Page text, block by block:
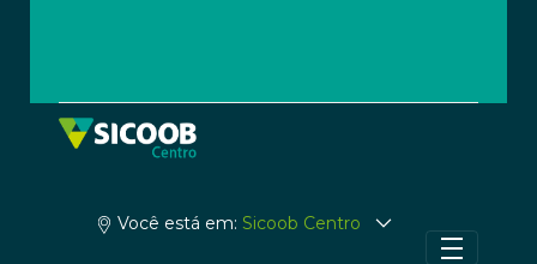
Você está em: Sicoob Centro